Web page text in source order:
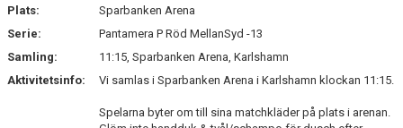
Plats:
Sparbanken Arena
Serie:
Pantamera P Röd MellanSyd -13
Samling:
11:15, Sparbanken Arena, Karlshamn
Aktivitetsinfo:
Vi samlas i Sparbanken Arena i Karlshamn klockan 11:15.
Spelarna byter om till sina matchkläder på plats i arenan.